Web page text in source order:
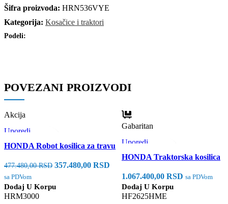
Šifra proizvoda: HRN536VYE
Kategorija: Kosačice i traktori
Podeli:
POVEZANI PROIZVODI
Akcija
Uporedi
Brzi pregled
HONDA Robot kosilica za travu
477.480,00RSD 357.480,00 RSD
sa PDVom
Dodaj U Korpu
HRM3000
Gabaritan
Uporedi
Brzi pregled
HONDA Traktorska kosilica
1.067.400,00 RSD sa PDVom
Dodaj U Korpu
HF2625HME